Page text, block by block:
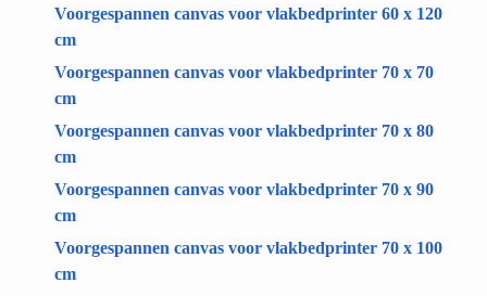
Voorgespannen canvas voor vlakbedprinter 60 x 120
cm
Voorgespannen canvas voor vlakbedprinter 70 x 70
cm
Voorgespannen canvas voor vlakbedprinter 70 x 80
cm
Voorgespannen canvas voor vlakbedprinter 70 x 90
cm
Voorgespannen canvas voor vlakbedprinter 70 x 100
cm